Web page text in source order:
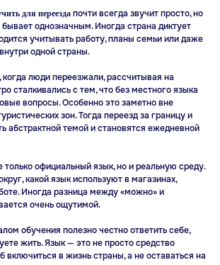
для переезда почти всегда звучит просто, но
бывает однозначным. Иногда страна диктует
учитывать работу, планы семьи или даже
одной страны.
когда люди переезжали, рассчитывая на
сталкивались с тем, что без местного языка
вопросы. Особенно это заметно вне
зон. Тогда переезд за границу и
абстрактной темой и становятся ежедневной
только официальный язык, но и реальную среду.
какой язык используют в магазинах,
Иногда разница между «можно» и
очень ощутимой.
обучения полезно честно ответить себе,
жить. Язык — это не просто средство
включиться в жизнь страны, а не оставаться на